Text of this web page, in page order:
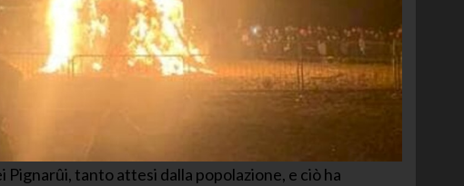
Pignarûi, tanto attesi dalla popolazione, e ciò ha